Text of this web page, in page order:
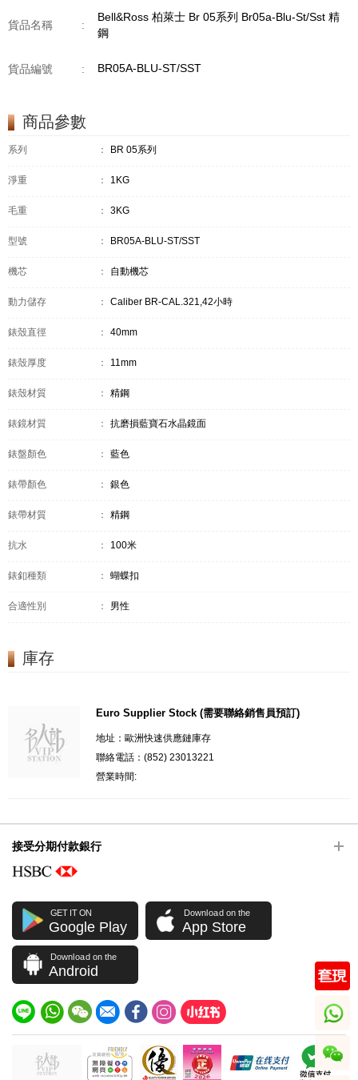
貨品名稱 :
Bell&Ross 柏萊士 Br 05系列 Br05a-Blu-St/Sst 精
鋼
貨品編號 : BR05A-BLU-ST/SST
商品參數
系列 ： BR 05系列
淨重 ： 1KG
毛重 ： 3KG
型號 ： BR05A-BLU-ST/SST
機芯 ： 自動機芯
動力儲存 ： Caliber BR-CAL.321,42小時
錶殼直徑 ： 40mm
錶殼厚度 ： 11mm
錶殼材質 ： 精鋼
錶鏡材質 ： 抗磨損藍寶石水晶鏡面
錶盤顏色 ： 藍色
錶帶顏色 ： 銀色
錶帶材質 ： 精鋼
抗水 ： 100米
錶釦種類 ： 蝴蝶扣
合適性別 ： 男性
庫存
Euro Supplier Stock (需要聯絡銷售員預訂)
地址：歐洲快速供應鏈庫存
聯絡電話：(852) 23013221
營業時間:
接受分期付款銀行
GET IT ON
Google Play
Download on the
App Store
Download on the
Android
whatsapp